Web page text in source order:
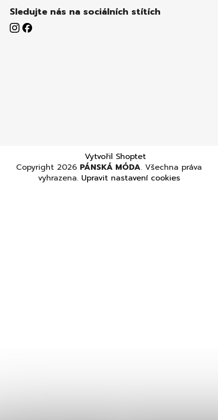
Sledujte nás na sociálních stítích
Vytvořil Shoptet
Copyright 2026 PÁNSKÁ MÓDA. Všechna práva
vyhrazena. Upravit nastavení cookies